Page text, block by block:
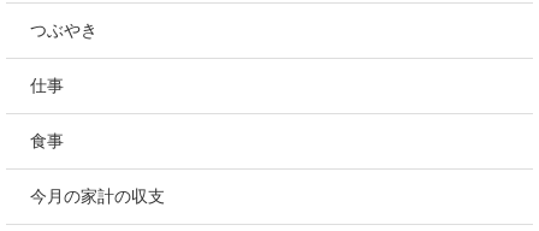
つぶやき
仕事
食事
今月の家計の収支